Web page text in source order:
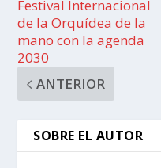
Festival Internacional
de la Orquídea de la
mano con la agenda
2030
ANTERIOR
SOBRE EL AUTOR